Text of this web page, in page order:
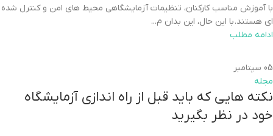
با آموزش مناسب کارکنان، تنظیمات آزمایشگاهی محیط های امن و کنترل شده
ای هستند. با این حال، این بدان م...
ادامه مطلب
05 سپتامبر
مجله
نکته هایی که باید قبل از راه اندازی آزمایشگاه
خود در نظر بگیرید